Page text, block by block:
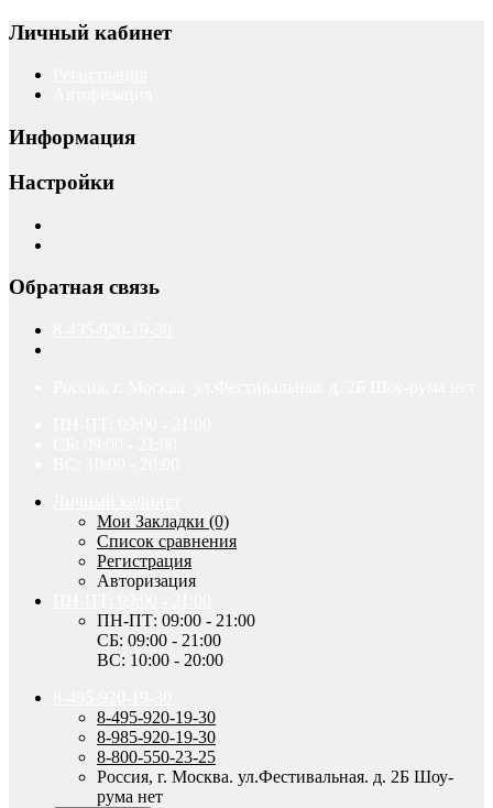
Личный кабинет
Информация
Настройки
Обратная связь
Мои Закладки (0)
Список сравнения
Регистрация
Авторизация
ПН-ПТ: 09:00 - 21:00
СБ: 09:00 - 21:00
ВС: 10:00 - 20:00
8-495-920-19-30
8-985-920-19-30
8-800-550-23-25
Россия, г. Москва. ул.Фестивальная. д. 2Б Шоу-
рума нет